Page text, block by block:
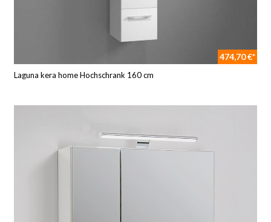
474,70 €*
Laguna kera home Hochschrank 160 cm